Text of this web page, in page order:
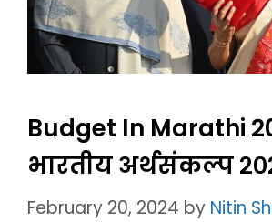
Budget In Marathi
भारतीय अर्थसंकल्प
February 20, 2024 by Nitin